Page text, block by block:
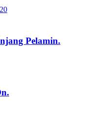
Pelamin.